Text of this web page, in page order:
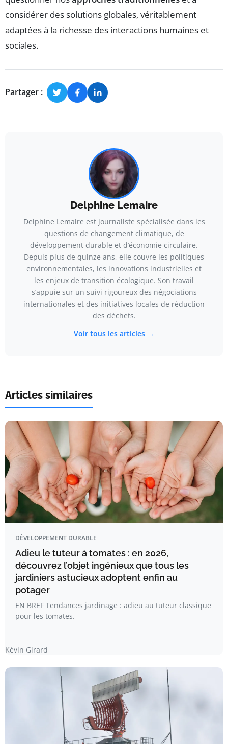
considérer des solutions globales, véritablement
adaptées à la richesse des interactions humaines et
sociales.
Partager :
Delphine Lemaire
Delphine Lemaire est journaliste spécialisée dans les
questions de changement climatique, de
développement durable et d’économie circulaire.
Depuis plus de quinze ans, elle couvre les politiques
environnementales, les innovations industrielles et
les enjeux de transition écologique. Son travail
s’appuie sur un suivi rigoureux des négociations
internationales et des initiatives locales de réduction
des déchets.
Voir tous les articles →
Articles similaires
DÉVELOPPEMENT DURABLE
Adieu le tuteur à tomates : en 2026,
découvrez l’objet ingénieux que tous les
jardiniers astucieux adoptent enfin au
potager
EN BREF Tendances jardinage : adieu au tuteur classique
pour les tomates.
Kévin Girard